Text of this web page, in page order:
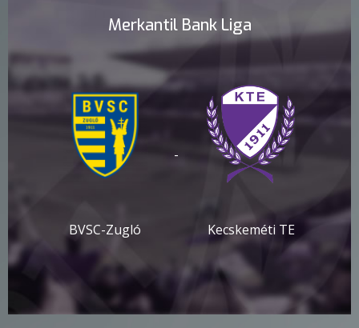
Merkantil Bank Liga
BVSC-Zugló
-
Kecskeméti TE